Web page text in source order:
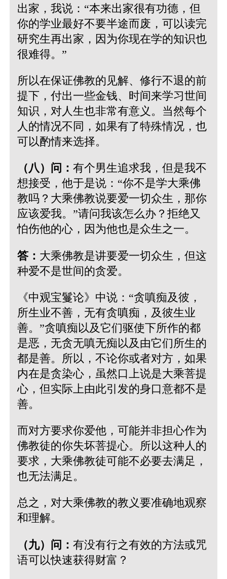
出家，我说：“本来出家很有功德，但
你的学业最好不要半途而废，可以读完
研究生再出家，因为你现在学的知识也
很难得。”
所以在保证佛教的见解、修行不退的前
提下，付出一些金钱、时间来学习世间
知识，对人生也非常有意义。当然每个
人的情况不同，如果有了特殊情况，也
可以酌情来选择。
（八）问： 有个男生追求我，但是我不
想接受，他于是说：“你不是学大乘佛
教吗？大乘佛教说要爱一切众生，那你
应该爱我。”请问我该怎么办？拒绝又
怕伤他的心，因为他也是众生之一。
答： 大乘佛教是讲要爱一切众生，但这
种爱不是世间的贪爱。
《中观宝鬘论》中说：“贪嗔痴及彼，
所生业不善，无有贪嗔痴，及彼生业
善。”贪嗔痴以及它们驱使下所作的都
是恶，无贪无嗔无痴以及由它们所生的
都是善。所以，不论你或者对方，如果
内在是贪染心，虽然口上说是大乘菩提
心，但实际上由此引发的身口意都不是
善。
而对方要求你爱他，可能并非担心作为
佛教徒的你失坏菩提心。所以这种人的
要求，大乘佛教徒可能不必要去满足，
也无法满足。
总之，对大乘佛教的教义要准确地观察
和理解。
（九）问： 有没有行之有效的方法或咒
语可以快速获得财富？